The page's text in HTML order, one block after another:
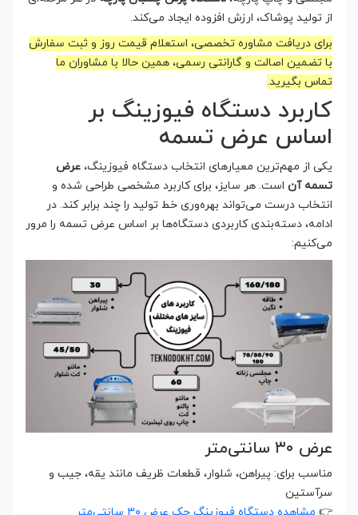
از تولید پوشاک، ارزش افزوده ایجاد می‌کند.
برای دریافت مشاوره تخصصی، استعلام قیمت روز و ثبت سفارش
با تضمین اصالت و گارانتی رسمی، همین حالا با مشاوران ما
تماس بگیرید.
کاربرد دستگاه فیوزینگ بر
اساس عرض تسمه
یکی از مهم‌ترین معیارهای انتخاب دستگاه فیوزینگ، عرض
تسمه آن است. هر سایز، برای کاربرد مشخصی طراحی شده و
انتخاب درست می‌تواند بهره‌وری خط تولید را چند برابر کند. در
ادامه، دسته‌بندی کاربردی دستگاه‌ها بر اساس عرض تسمه را مرور
می‌کنیم:
عرض ۳۰ سانتی‌متر
مناسب برای: پیراهن، شلوار، قطعات ظریف مانند یقه، جیب و
سرآستین